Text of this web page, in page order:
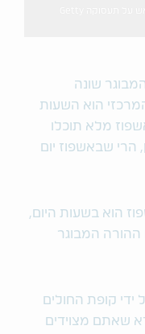
שונה
הוא השעות
מלא תוכלו
הרי שבאשפוז יום
הוא בשעות היום,
ההורה המבוגר
ידי קופת החולים
שאתם מצוידים